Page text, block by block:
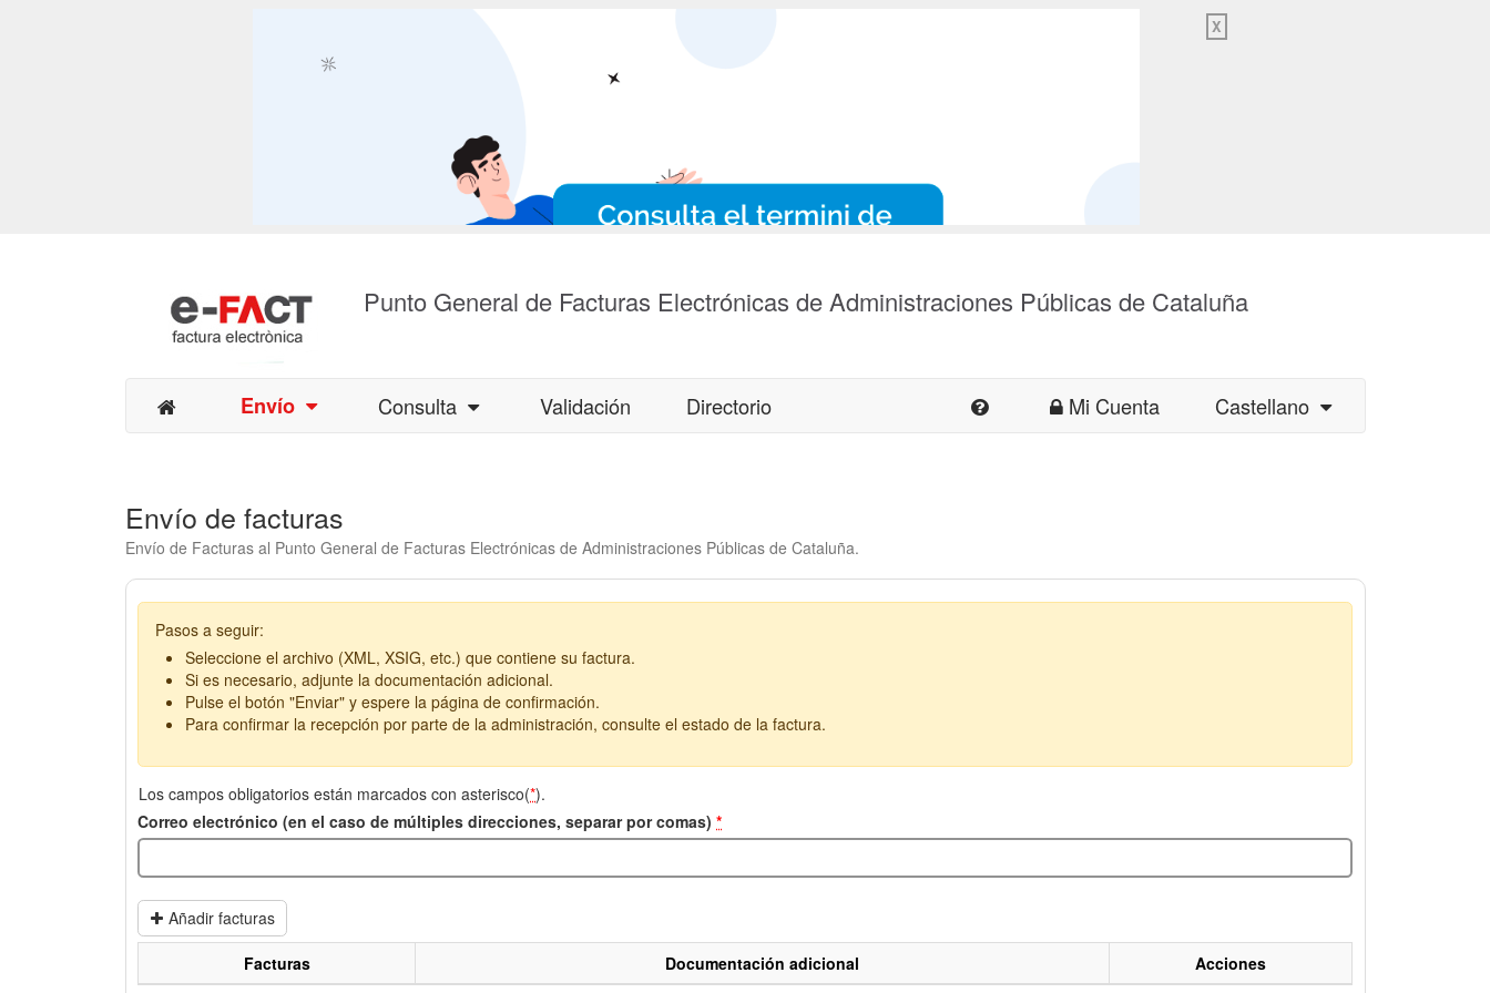
X
Punto General de Facturas Electrónicas de Administraciones Públicas de Cataluña
Envío Consulta Validación Directorio Mi Cuenta Castellano
Envío de facturas
Envío de Facturas al Punto General de Facturas Electrónicas de Administraciones Públicas de Cataluña.
Pasos a seguir:
Seleccione el archivo (XML, XSIG, etc.) que contiene su factura.
Si es necesario, adjunte la documentación adicional.
Pulse el botón "Enviar" y espere la página de confirmación.
Para confirmar la recepción por parte de la administración, consulte el estado de la factura.
Los campos obligatorios están marcados con asterisco(*).
Correo electrónico (en el caso de múltiples direcciones, separar por comas) *
Añadir facturas
Facturas Documentación adicional Acciones